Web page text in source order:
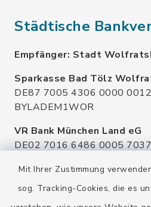
Mit Ihrer Zustimmung
sog. Tracking-Cookies, die es
Städtische
Empfänger: Stadt
Sparkasse Bad Tölz
DE87 7005 4306 0000
BYLADEM1WOR
VR Bank München Land eG
DE02 7016 6486 0005
Raiffeisenbank Isar
DE92 7016 9543 0001 0005